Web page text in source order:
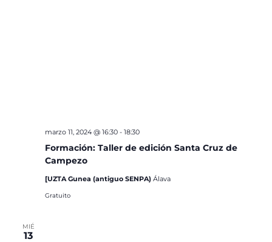
Formación: Taller de edición Santa Cruz de
Campezo
marzo 11, 2024 @ 16:30- 18:30
[UZTA Gunea (antiguo SENPA) Álava
Gratuito
MIÉ
13